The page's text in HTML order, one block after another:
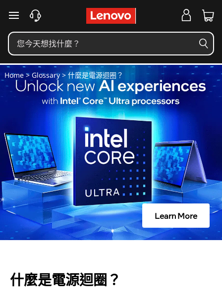
什
麼
是
電
源
圈
？
跳至主要內容
Home> Glossary> 什麼是電源迴圈？
Learn More
什麼是電源迴圈？